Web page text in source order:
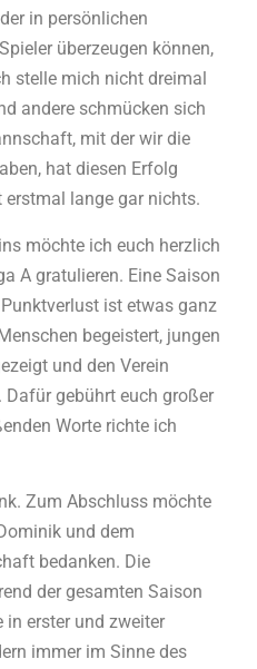
in persönlichen
überzeugen können,
stelle mich nicht dreimal
andere schmücken sich
mit der wir die
hat diesen Erfolg
lange gar nichts.
möchte ich euch herzlich
A gratulieren. Eine Saison
ist etwas ganz
begeistert, jungen
und den Verein
Dafür gebührt euch großer
Worte richte ich
Zum Abschluss möchte
und dem
bedanken. Die
der gesamten Saison
in erster und zweiter
immer im Sinne des